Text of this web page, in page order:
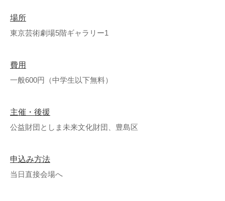
場所
東京芸術劇場5階ギャラリー1
費用
一般600円（中学生以下無料）
主催・後援
公益財団としま未来文化財団、豊島区
申込み方法
当日直接会場へ